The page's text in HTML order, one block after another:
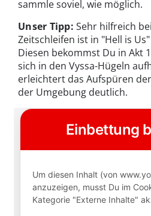
sammle soviel, wie möglich.
Unser Tipp: Sehr hilfreich
Zeitschleifen ist in "Hell is
Diesen bekommst Du in Akt
sich in den Vyssa-Hügeln
erleichtert das Aufspüren
der Umgebung deutlich.